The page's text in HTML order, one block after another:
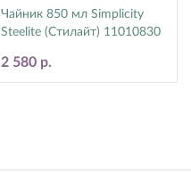
Чайник 850 мл Simplicity
Steelite (Стилайт) 11010830
2 580 р.